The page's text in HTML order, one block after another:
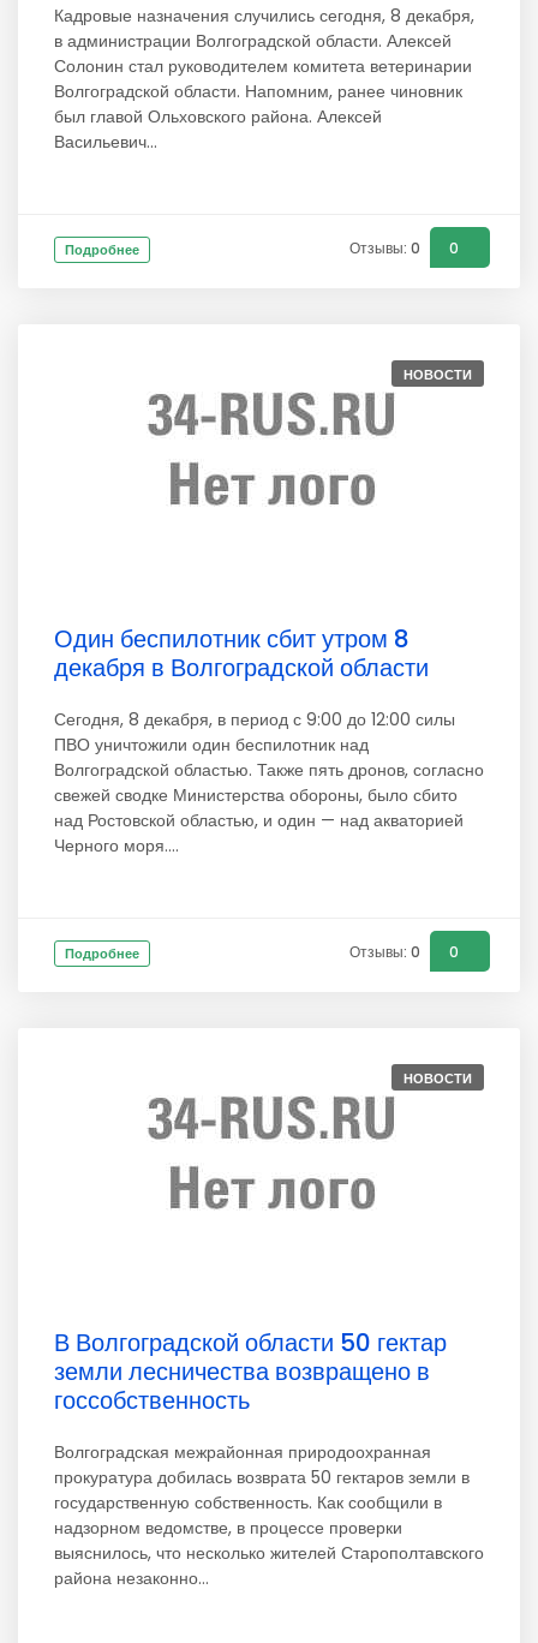
Кадровые назначения случились сегодня, 8 декабря,
в администрации Волгоградской области. Алексей
Солонин стал руководителем комитета ветеринарии
Волгоградской области. Напомним, ранее чиновник
был главой Ольховского района. Алексей
Васильевич...
Подробнее Отзывы: 0 0
НОВОСТИ
Один беспилотник сбит утром 8
декабря в Волгоградской области
Сегодня, 8 декабря, в период с 9:00 до 12:00 силы
ПВО уничтожили один беспилотник над
Волгоградской областью. Также пять дронов, согласно
свежей сводке Министерства обороны, было сбито
над Ростовской областью, и один — над акваторией
Черного моря....
Подробнее Отзывы: 0 0
НОВОСТИ
В Волгоградской области 50 гектар
земли лесничества возвращено в
госсобственность
Волгоградская межрайонная природоохранная
прокуратура добилась возврата 50 гектаров земли в
государственную собственность. Как сообщили в
надзорном ведомстве, в процессе проверки
выяснилось, что несколько жителей Старополтавского
района незаконно...